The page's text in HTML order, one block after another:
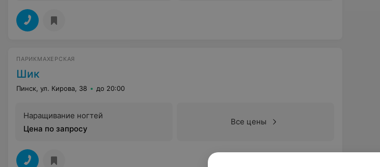
ПАРИКМАХЕРСКАЯ
Шик
Пинск, ул. Кирова, 38 до 20:00
Наращивание ногтей
Цена по запросу
Все цены